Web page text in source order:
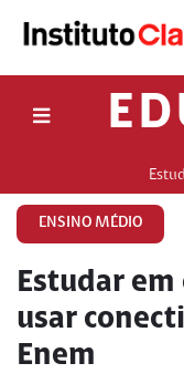
ENSINO MÉDIO
Estudar em
usar
Enem